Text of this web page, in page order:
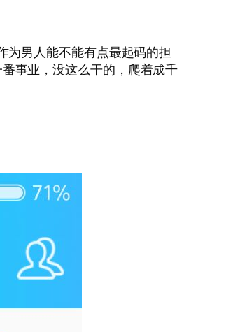
为男人能不能有点最起码的担
事业，没这么干的，爬着成千